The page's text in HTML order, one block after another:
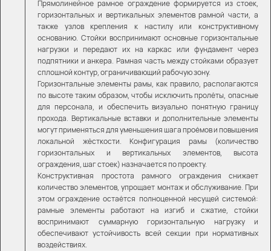
Прямолинейное рамное ограждение формируется из стоек,
горизонтальных и вертикальных элементов рамной части, а
также узлов крепления к настилу или конструктивному
основанию. Стойки воспринимают основные горизонтальные
нагрузки и передают их на каркас или фундамент через
подпятники и анкера. Рамная часть между стойками образует
сплошной контур, ограничивающий рабочую зону.
Горизонтальные элементы рамы, как правило, располагаются
по высоте таким образом, чтобы исключить пролёты, опасные
для персонала, и обеспечить визуально понятную границу
прохода. Вертикальные вставки и дополнительные элементы
могут применяться для уменьшения шага проёмов и повышения
локальной жёсткости. Конфигурация рамы (количество
горизонтальных и вертикальных элементов, высота
ограждения, шаг стоек) назначается по проекту.
Конструктивная простота рамного ограждения снижает
количество элементов, упрощает монтаж и обслуживание. При
этом ограждение остаётся полноценной несущей системой:
рамные элементы работают на изгиб и сжатие, стойки
воспринимают суммарную горизонтальную нагрузку и
обеспечивают устойчивость всей секции при нормативных
воздействиях.